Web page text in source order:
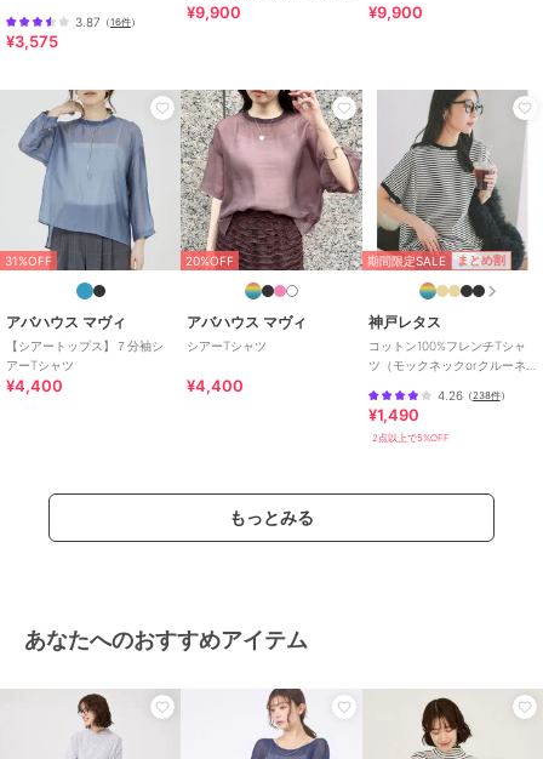
3.87 （16件）
¥3,575
ガーコンビカットソー
¥9,900 ¥9,900
31%OFF
アバハウス マヴィ
【シアートップス】７分袖シ
アーTシャツ
¥4,400
20%OFF
アバハウス マヴィ
シアーTシャツ
¥4,400
期間限定SALE まとめ割
神戸レタス
コットン100%フレンチTシャ
ツ（モックネックorクルーネ
4.26（238件）
¥1,490
2点以上で5%OFF
もっとみる
あなたへのおすすめアイテム